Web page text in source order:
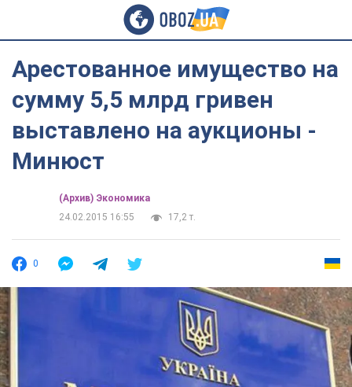
Арестованное имущество на
сумму 5,5 млрд гривен
выставлено на аукционы -
Минюст
(Архив) Экономика
24.02.2015 16:55
17,2 т.
0